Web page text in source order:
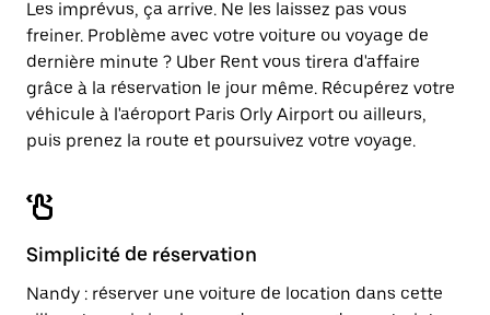
Les imprévus, ça arrive. Ne les laissez pas vous
freiner. Problème avec votre voiture ou voyage de
dernière minute ? Uber Rent vous tirera d'affaire
grâce à la réservation le jour même. Récupérez votre
véhicule à l'aéroport Paris Orly Airport ou ailleurs,
puis prenez la route et poursuivez votre voyage.
Simplicité de réservation
Nandy : réserver une voiture de location dans cette